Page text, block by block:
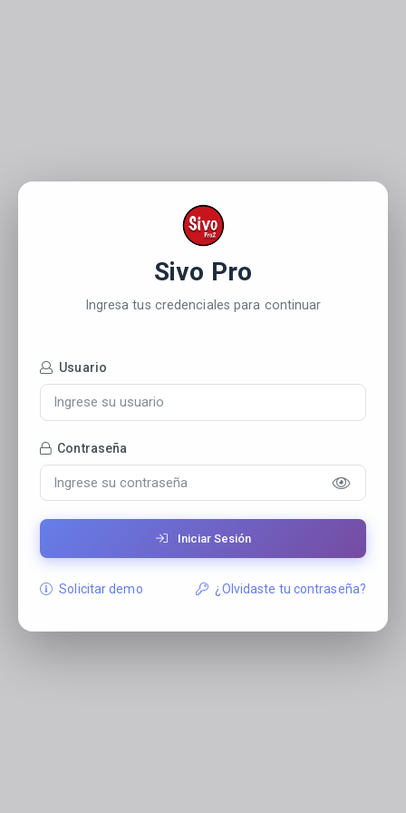
Sivo Pro
Ingresa tus credenciales para continuar
Usuario
Contraseña
Iniciar Sesión
Solicitar demo ¿Olvidaste tu contraseña?